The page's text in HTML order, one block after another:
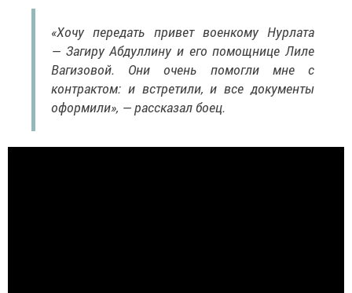
«Хочу передать привет военкому Нурлата
— Загиру Абдуллину и его помощнице Лиле
Вагизовой. Они очень помогли мне с
контрактом: и встретили, и все документы
оформили», — рассказал боец.